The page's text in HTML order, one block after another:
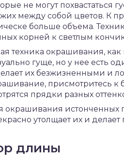
не могут похвастаться
между собой цветов. К
больше объема.
корней к светлым
техника окрашивания,
гуще, но у нее есть
их безжизненными и
присмотритесь
прядки разных
окрашивания истонченных
утолщает их и делает
длины